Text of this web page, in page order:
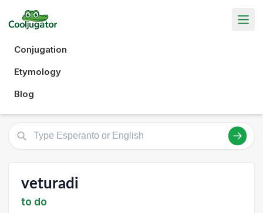
Conjugation
Etymology
Blog
veturadi
to do